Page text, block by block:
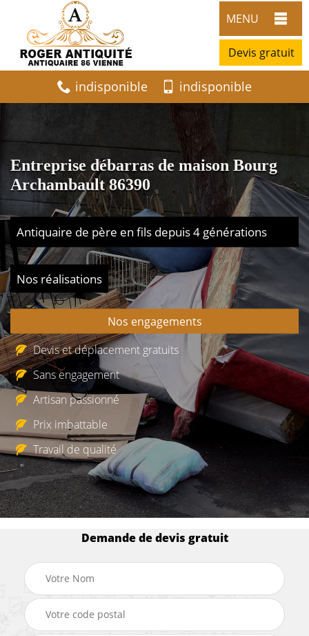
MENU
Devis gratuit
indisponible indisponible
Entreprise débarras de maison Bourg
Archambault 86390
Antiquaire de père en fils depuis 4 générations
Nos réalisations
Nos engagements
Devis et déplacement gratuits
Sans engagement
Artisan passionné
Prix imbattable
Travail de qualité
Demande de devis gratuit